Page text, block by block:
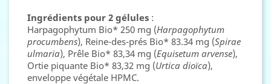
Ingrédients pour 2 gélules :
Harpagophytum Bio* 250 mg (Harpagophytum
procumbens), Reine-des-prés Bio* 83.34 mg (Spirae
ulmaria), Prêle Bio* 83,34 mg (Equisetum arvense),
Ortie piquante Bio* 83,32 mg (Urtica dioïca),
enveloppe végétale HPMC.